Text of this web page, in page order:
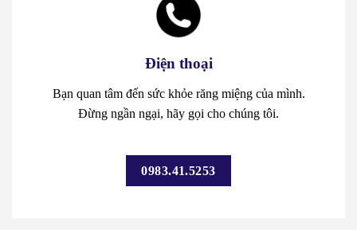
Điện thoại
Bạn quan tâm đến sức khỏe răng miệng của mình.
Đừng ngần ngại, hãy gọi cho chúng tôi.
0983.41.5253